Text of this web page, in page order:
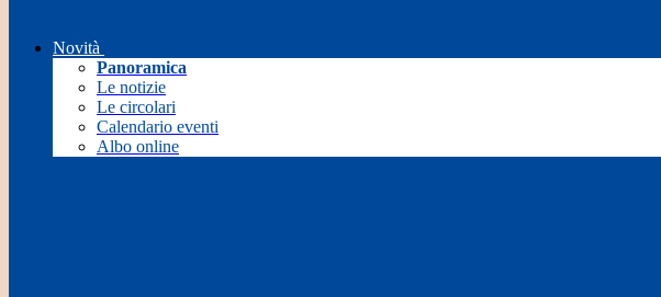
Novità
Panoramica
Le notizie
Le circolari
Calendario eventi
Albo online